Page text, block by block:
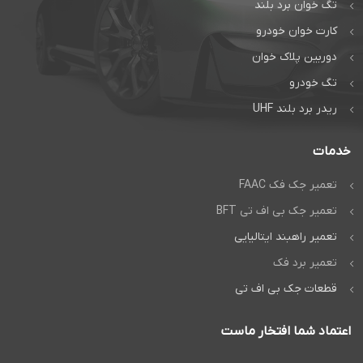
تماس مستقیم
تگ خوان برد بلند
کارت خوان خودرو
دوربین پلاک خوان
تگ خودرو
ریدر برد بلند UHF
خدمات
تعمیر جک فک FAAC
تعمیر جک بی اف تی BFT
تعمیر راهبند ایتالیایی
تعمیر برد فک
قطعات جک بی اف تی
اعتماد شما افتخار ماست